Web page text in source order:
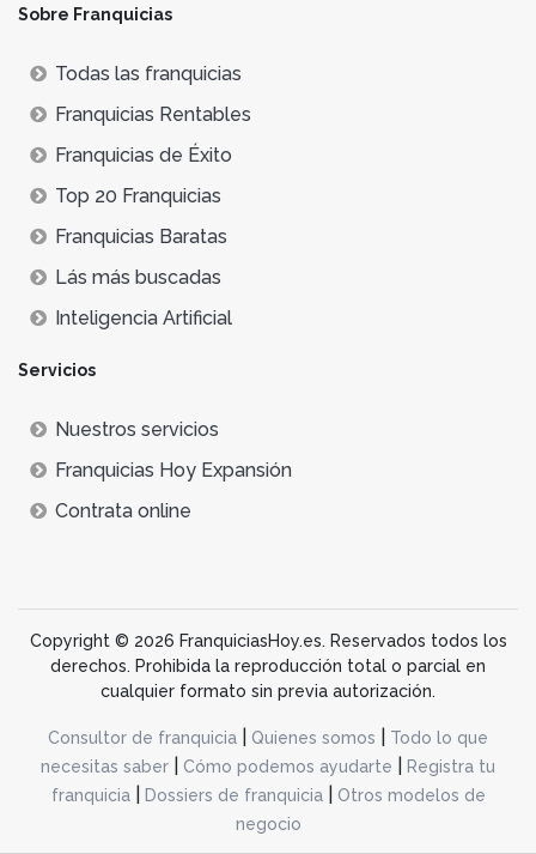
Sobre Franquicias
Todas las franquicias
Franquicias Rentables
Franquicias de Éxito
Top 20 Franquicias
Franquicias Baratas
Lás más buscadas
Inteligencia Artificial
Servicios
Nuestros servicios
Franquicias Hoy Expansión
Contrata online
Copyright © 2026 FranquiciasHoy.es. Reservados todos los
derechos. Prohibida la reproducción total o parcial en
cualquier formato sin previa autorización.
Consultor de franquicia Quienes somos
Todo lo que
necesitas saber
Cómo podemos ayudarte
Registra tu
franquicia| Dossiers de franquicia|
Otros modelos de
negocio